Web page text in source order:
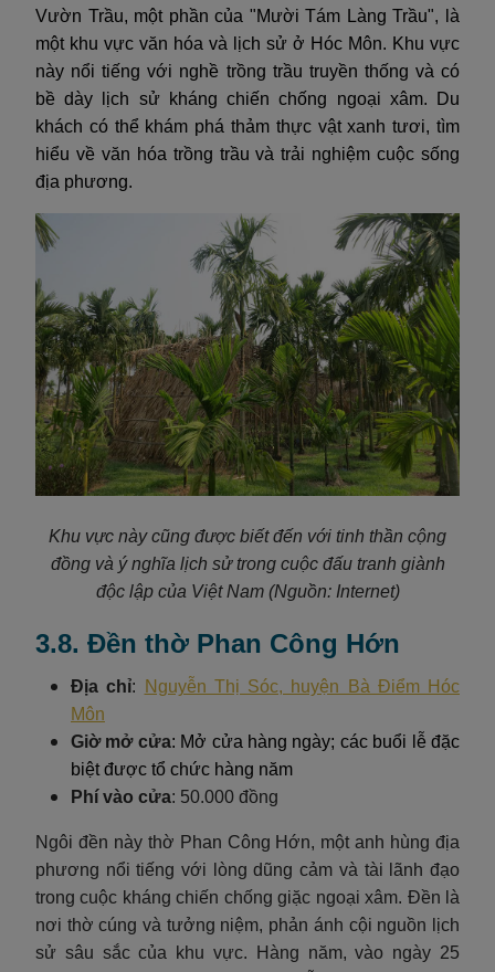
Vườn Trầu, một phần của "Mười Tám Làng Trầu", là
một khu vực văn hóa và lịch sử ở Hóc Môn. Khu vực
này nổi tiếng với nghề trồng trầu truyền thống và có
bề dày lịch sử kháng chiến chống ngoại xâm. Du
khách có thể khám phá thảm thực vật xanh tươi, tìm
hiểu về văn hóa trồng trầu và trải nghiệm cuộc sống
địa phương.
Khu vực này cũng được biết đến với tinh thần cộng
đồng và ý nghĩa lịch sử trong cuộc đấu tranh giành
độc lập của Việt Nam (Nguồn: Internet)
3.8. Đền thờ Phan Công Hớn
Địa chỉ:
Nguyễn Thị Sóc, huyện Bà Điểm Hóc
Môn
Giờ mở cửa: Mở cửa hàng ngày; các buổi lễ đặc
biệt được tổ chức hàng năm
Phí vào cửa: 50.000 đồng
Ngôi đền này thờ Phan Công Hớn, một anh hùng địa
phương nổi tiếng với lòng dũng cảm và tài lãnh đạo
trong cuộc kháng chiến chống giặc ngoại xâm. Đền là
nơi thờ cúng và tưởng niệm, phản ánh cội nguồn lịch
sử sâu sắc của khu vực. Hàng năm, vào ngày 25